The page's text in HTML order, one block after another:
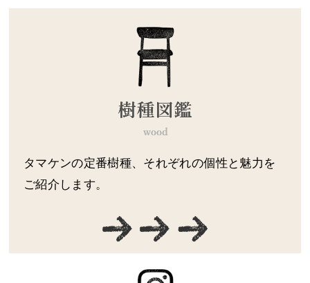
タマケンの定番樹種、それぞれの個性と魅力を
ご紹介します。